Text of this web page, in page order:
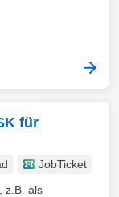
für
JobTicket
z.B. als